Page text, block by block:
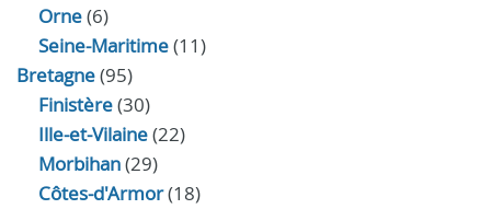
Orne(6)
Seine-Maritime(11)
Bretagne(95)
Finistère(30)
Ille-et-Vilaine(22)
Morbihan(29)
Côtes-d'Armor(18)